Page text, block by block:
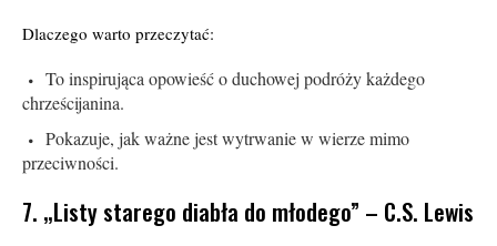
Dlaczego warto przeczytać:
To inspirująca opowieść o duchowej podróży każdego
chrześcijanina.
Pokazuje, jak ważne jest wytrwanie w wierze mimo
przeciwności.
7. „Listy starego diabła do młodego” – C.S. Lewis